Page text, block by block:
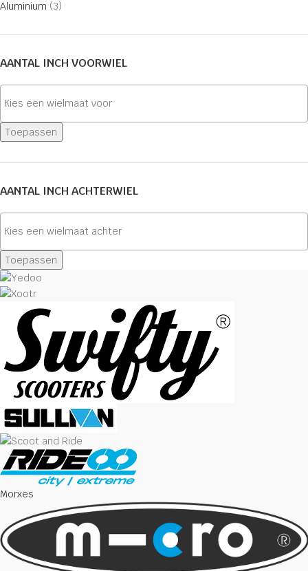
Aluminium (3)
AANTAL INCH VOORWIEL
Toepassen
AANTAL INCH ACHTERWIEL
Toepassen
Morxes